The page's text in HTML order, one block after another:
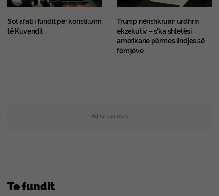
Sot afati i fundit për konstituim
të Kuvendit
Trump nënshkruan urdhrin
ekzekutiv – s’ka shtetësi
amerikane përmes lindjes së
fëmijëve
Advertisement
Te fundit